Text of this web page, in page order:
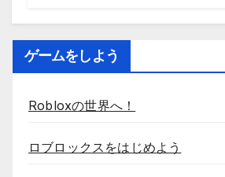
ゲームをしよう
Robloxの世界へ！
ロブロックスをはじめよう